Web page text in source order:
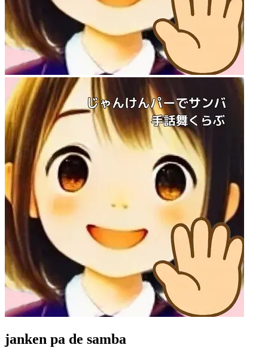
janken pa de samba